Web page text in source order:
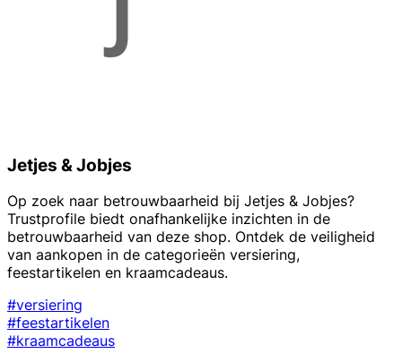
Jetjes & Jobjes
Op zoek naar betrouwbaarheid bij Jetjes & Jobjes?
Trustprofile biedt onafhankelijke inzichten in de
betrouwbaarheid van deze shop. Ontdek de veiligheid
van aankopen in de categorieën versiering,
feestartikelen en kraamcadeaus.
#versiering
#feestartikelen
#kraamcadeaus